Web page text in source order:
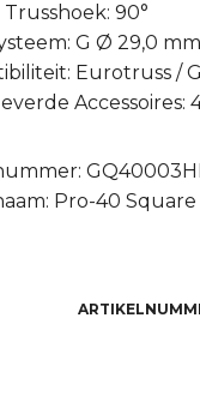
90°
G Ø 29,0 mm
Eurotruss /
Accessoires:
Pro-40